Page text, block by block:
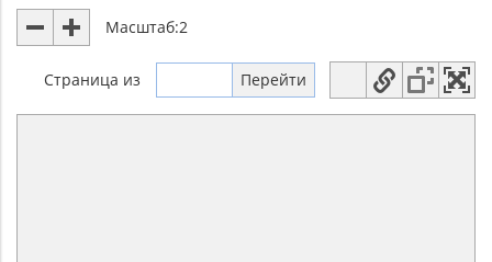
Масштаб:2
Страница из